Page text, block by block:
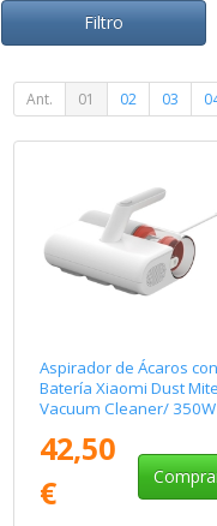
Filtro
Ant. 01 02 03
Aspirador de Ácaros con
Batería Xiaomi Dust
Vacuum Cleaner/ 350W
42,50
€